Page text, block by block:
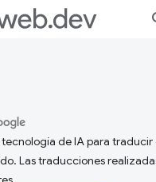
de IA para traducir
Las traducciones